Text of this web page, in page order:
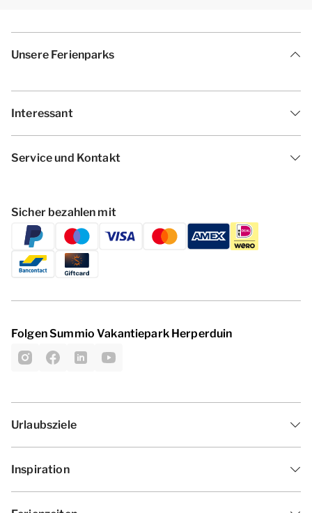
Unsere Ferienparks
Interessant
Service und Kontakt
Sicher bezahlen mit
Folgen Summio Vakantiepark Herperduin
Urlaubsziele
Inspiration